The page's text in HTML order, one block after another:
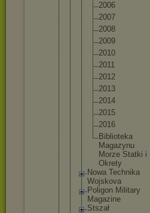
2006
2007
2008
2009
2010
2011
2012
2013
2014
2015
2016
Biblioteka
Magazynu
Morze Statki i
Okrety
Nowa Technika
Wojskova
Poligon Military
Magazine
Stszał